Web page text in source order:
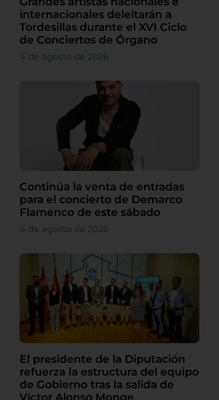
internacionales deleitarán a
Tordesillas durante el XVI Ciclo
de Conciertos de Órgano
4 de agosto de 2026
Continúa la venta de entradas
para el concierto de Demarco
Flamenco de este sábado
4 de agosto de 2026
El presidente de la Diputación
refuerza la estructura del equipo
de Gobierno tras la salida de